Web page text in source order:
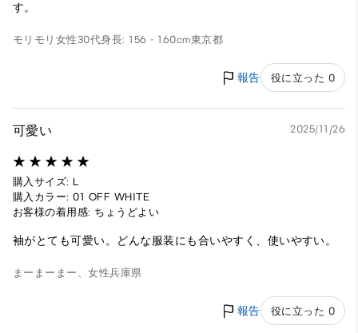
す。
モリモリ 女性30代身長: 156 - 160cm東京都
報告 役に立った 0
可愛い 2025/11/26
購入サイズ: L
購入カラー: 01 OFF WHITE
お客様の着用感: ちょうどよい
袖がとても可愛い。どんな服装にも合いやすく、使いやすい。
まーまーまー、女性兵庫県
報告 役に立った 0